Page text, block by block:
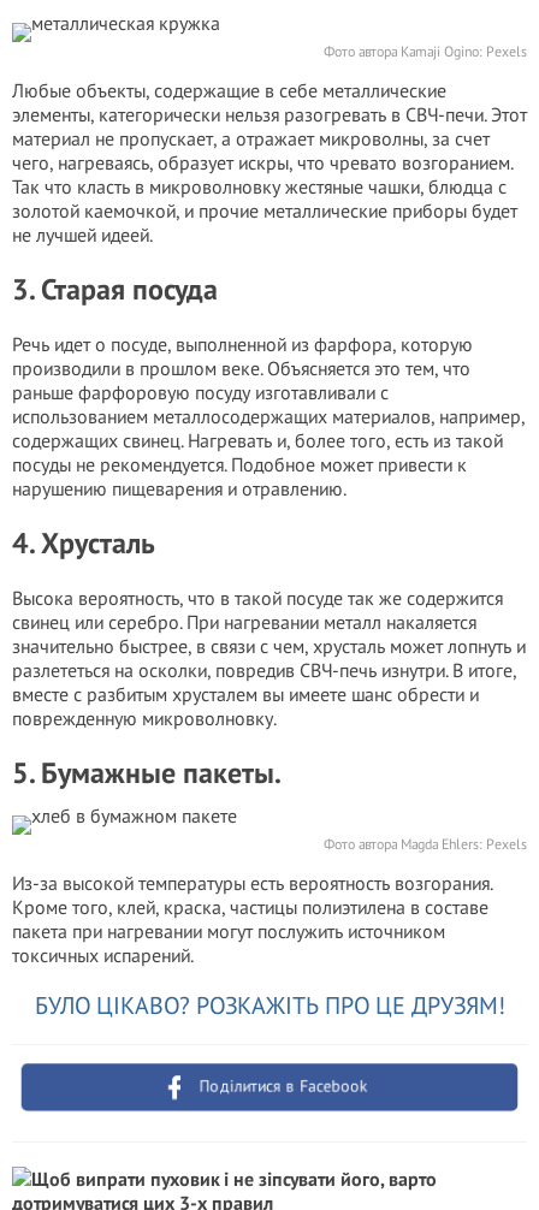
Фото автора Kamaji Ogino: Pexels
Любые объекты, содержащие в себе металлические
элементы, категорически нельзя разогревать в СВЧ-печи. Этот
материал не пропускает, а отражает микроволны, за счет
чего, нагреваясь, образует искры, что чревато возгоранием.
Так что класть в микроволновку жестяные чашки, блюдца с
золотой каемочкой, и прочие металлические приборы будет
не лучшей идеей.
3. Старая посуда
Речь идет о посуде, выполненной из фарфора, которую
производили в прошлом веке. Объясняется это тем, что
раньше фарфоровую посуду изготавливали с
использованием металлосодержащих материалов, например,
содержащих свинец. Нагревать и, более того, есть из такой
посуды не рекомендуется. Подобное может привести к
нарушению пищеварения и отравлению.
4. Хрусталь
Высока вероятность, что в такой посуде так же содержится
свинец или серебро. При нагревании металл накаляется
значительно быстрее, в связи с чем, хрусталь может лопнуть и
разлететься на осколки, повредив СВЧ-печь изнутри. В итоге,
вместе с разбитым хрусталем вы имеете шанс обрести и
поврежденную микроволновку.
5. Бумажные пакеты.
Фото автора Magda Ehlers: Pexels
Из-за высокой температуры есть вероятность возгорания.
Кроме того, клей, краска, частицы полиэтилена в составе
пакета при нагревании могут послужить источником
токсичных испарений.
БУЛО ЦІКАВО? РОЗКАЖІТЬ ПРО ЦЕ ДРУЗЯМ!
Поділитися в Facebook